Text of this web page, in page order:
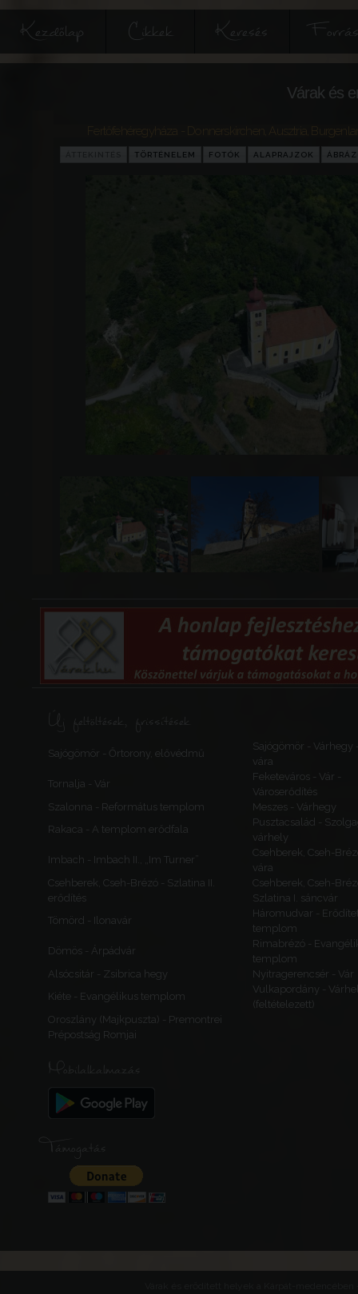
Kezdőlap Cikkek Keresés
Várak és
Fertőfehéregyháza - Donnerskirchen Ausztria
TÖRTÉNELEM FOTÓK ALAPRAJZOK
Új feltöltések, frissítések
Sajógömör - Őrtorony, elővédmű
Sajógömör - Várhegy
vára
Tornalja - Vár
Feketeváros - Vár -
Városerődítés
Szalonna - Református templom
Meszes - Várhegy
Rakaca - A templom erődfala
Pusztacsalád -
várhely
Imbach - Imbach II., „Im Turner”
Csehberek, Cseh-
vára
Csehberek, Cseh-Brézó - Szlatina II.
erődítés
Csehberek, Cseh-
Szlatina I. sáncvár
Tömörd - Ilonavár
Háromudvar -
templom
Dömös - Árpádvár
Rimabrézó -
templom
Alsócsitár - Zsibrica hegy
Nyitragerencsér - Vár
Kiéte - Evangélikus templom
Vulkapordány -
(feltételezett)
Oroszlány (Majkpuszta) - Premontrei
Prépostság Romjai
Mobilalkalmazás
Támogatás